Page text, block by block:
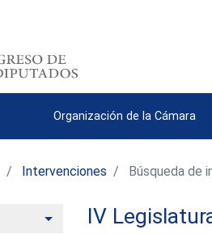
Organización de la Cámara
Intervenciones Búsqueda de
Alternar
IV